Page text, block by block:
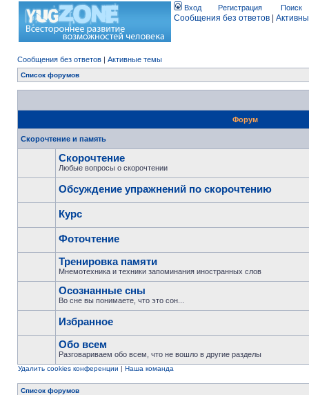
Вход Регистрация Поиск
Сообщения без ответов
Сообщения без ответов | Активные темы
Список форумов
Форум
Скорочтение и память
Скорочтение
Любые вопросы о скорочтении
Обсуждение упражнений по скорочтению
Курс
Фоточтение
Тренировка памяти
Мнемотехника и техники запоминания иностранных слов
Осознанные сны
Во сне вы понимаете, что это сон...
Избранное
Обо всем
Разговариваем обо всем, что не вошло в другие разделы
Удалить cookies конференции | Наша команда
Список форумов